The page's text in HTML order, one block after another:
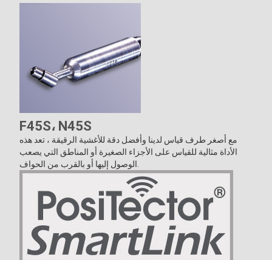
F45S، N45S
مع أصغر طرف قياس لدينا وأفضل دقة للأغشية الرقيقة ، تعد هذه
الأداة مثالية للقياس على الأجزاء الصغيرة أو المناطق التي يصعب
الوصول إليها أو بالقرب من الحواف.